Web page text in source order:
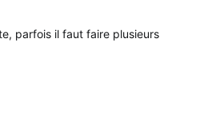
parfois il faut faire plusieurs